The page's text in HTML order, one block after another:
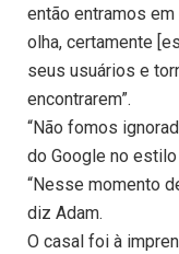
então entramos
olha, certamente
seus usuários e
encontrarem”.
“Não fomos
do Google no estilo
“Nesse momento
diz Adam.
O casal foi à